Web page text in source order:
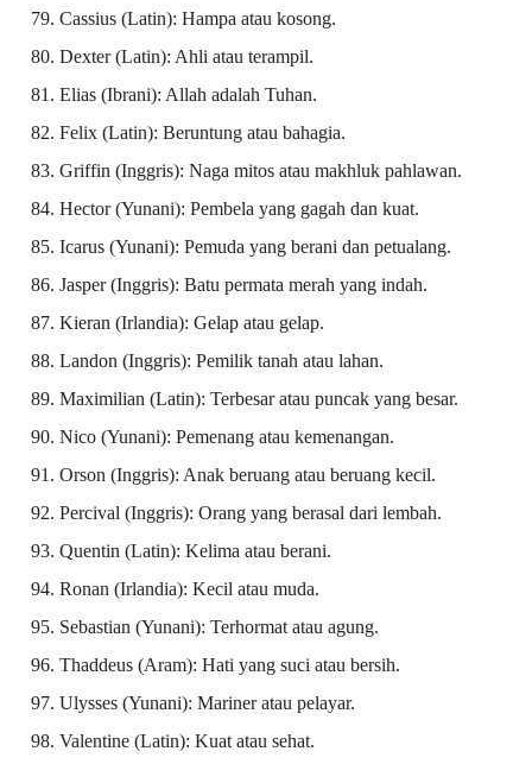
Cassius (Latin): Hampa atau kosong.
Dexter (Latin): Ahli atau terampil.
Elias (Ibrani): Allah adalah Tuhan.
Felix (Latin): Beruntung atau bahagia.
Griffin (Inggris): Naga mitos atau makhluk pahlawan.
Hector (Yunani): Pembela yang gagah dan kuat.
Icarus (Yunani): Pemuda yang berani dan petualang.
Jasper (Inggris): Batu permata merah yang indah.
Kieran (Irlandia): Gelap atau gelap.
Landon (Inggris): Pemilik tanah atau lahan.
Maximilian (Latin): Terbesar atau puncak yang besar.
Nico (Yunani): Pemenang atau kemenangan.
Orson (Inggris): Anak beruang atau beruang kecil.
Percival (Inggris): Orang yang berasal dari lembah.
Quentin (Latin): Kelima atau berani.
Ronan (Irlandia): Kecil atau muda.
Sebastian (Yunani): Terhormat atau agung.
Thaddeus (Aram): Hati yang suci atau bersih.
Ulysses (Yunani): Mariner atau pelayar.
Valentine (Latin): Kuat atau sehat.